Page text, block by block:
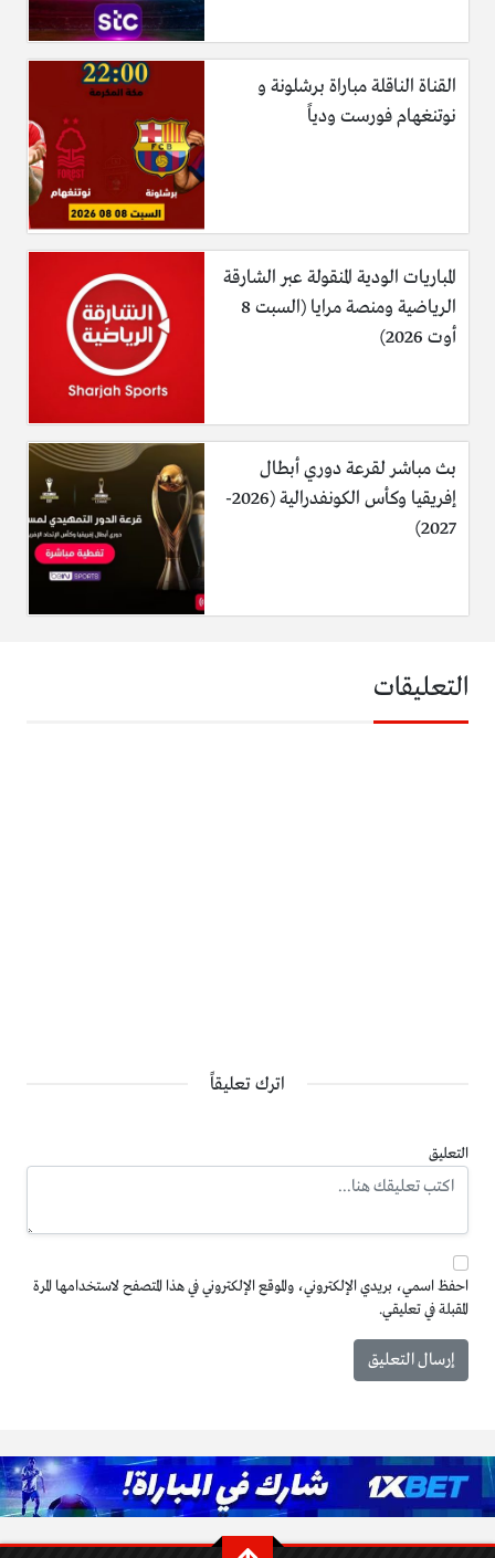
القناة الناقلة مباراة برشلونة و
نوتنغهام فورست ودياً
المباريات الودية المنقولة عبر الشارقة
الرياضية ومنصة مرايا (السبت 8
أوت 2026)
بث مباشر لقرعة دوري أبطال
إفريقيا وكأس الكونفدرالية (2026-
2027)
التعليقات
اترك تعليقاً
التعليق
احفظ اسمي، بريدي الإلكتروني، والموقع الإلكتروني في هذا المتصفح لاستخدامها المرة
المقبلة في تعليقي.